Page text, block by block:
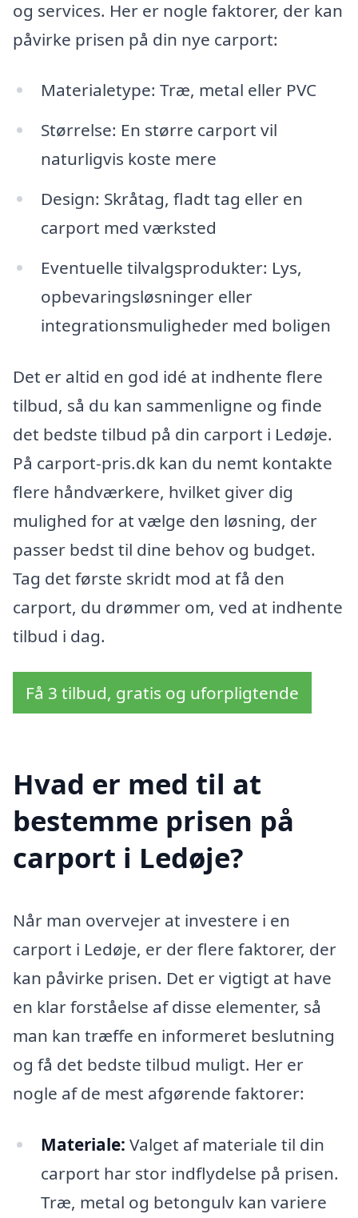
og services. Her er nogle faktorer, der kan
påvirke prisen på din nye carport:
Materialetype: Træ, metal eller PVC
Størrelse: En større carport vil
naturligvis koste mere
Design: Skråtag, fladt tag eller en
carport med værksted
Eventuelle tilvalgsprodukter: Lys,
opbevaringsløsninger eller
integrationsmuligheder med boligen
Det er altid en god idé at indhente flere
tilbud, så du kan sammenligne og finde
det bedste tilbud på din carport i Ledøje.
På carport-pris.dk kan du nemt kontakte
flere håndværkere, hvilket giver dig
mulighed for at vælge den løsning, der
passer bedst til dine behov og budget.
Tag det første skridt mod at få den
carport, du drømmer om, ved at indhente
tilbud i dag.
Få 3 tilbud, gratis og uforpligtende
Hvad er med til at
bestemme prisen på
carport i Ledøje?
Når man overvejer at investere i en
carport i Ledøje, er der flere faktorer, der
kan påvirke prisen. Det er vigtigt at have
en klar forståelse af disse elementer, så
man kan træffe en informeret beslutning
og få det bedste tilbud muligt. Her er
nogle af de mest afgørende faktorer:
Materiale: Valget af materiale til din
carport har stor indflydelse på prisen.
Træ, metal og betongulv kan variere